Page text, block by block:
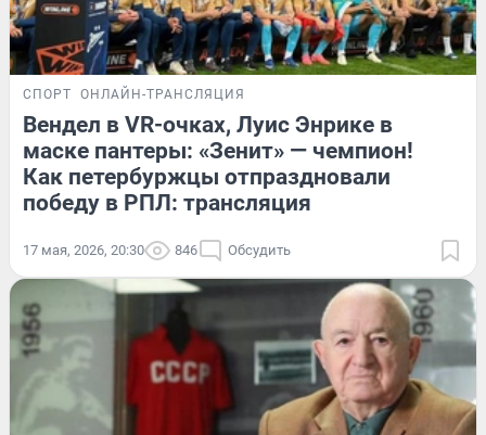
СПОРТ ОНЛАЙН-ТРАНСЛЯЦИЯ
Вендел в VR-очках, Луис Энрике в
маске пантеры: «Зенит» — чемпион!
Как петербуржцы отпраздновали
победу в РПЛ: трансляция
17 мая, 2026, 20:30 846 Обсудить